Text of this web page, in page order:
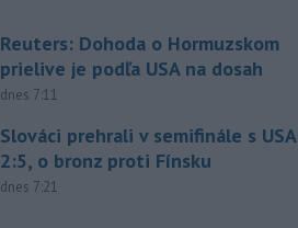
Reuters: Dohoda o Hormuzskom
prielive je podľa USA na dosah
dnes 7:11
Slováci prehrali v semifinále s USA
2:5, o bronz proti Fínsku
dnes 7:21